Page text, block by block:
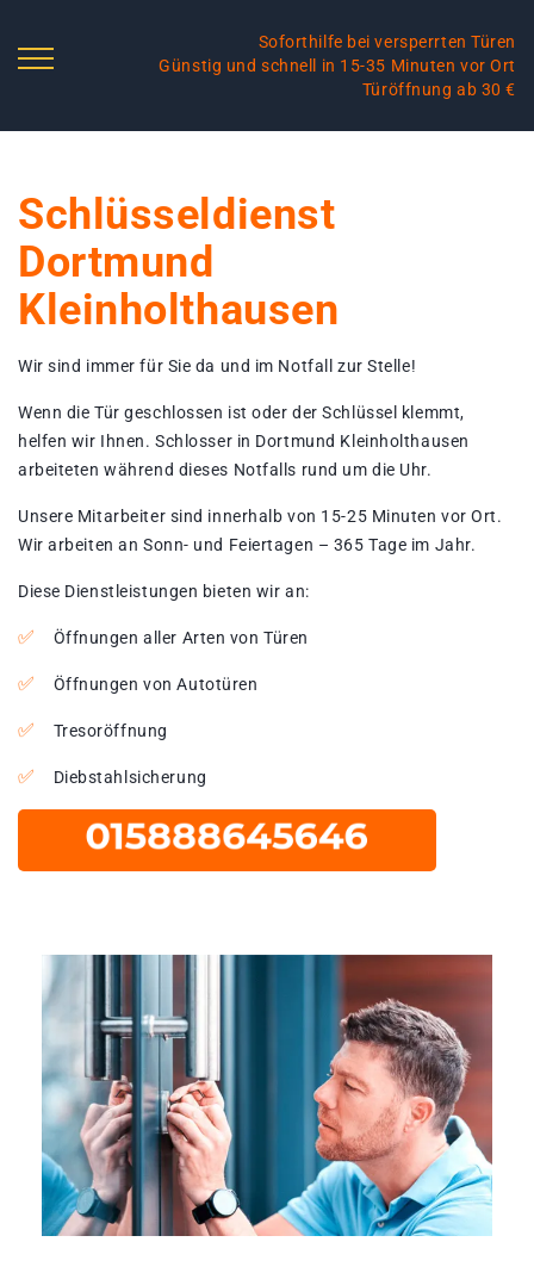
Soforthilfe bei versperrten Türen
Günstig und schnell in 15-35 Minuten vor Ort
Türöffnung ab 30 €
Schlüsseldienst
Dortmund
Kleinholthausen
Wir sind immer für Sie da und im Notfall zur Stelle!
Wenn die Tür geschlossen ist oder der Schlüssel klemmt,
helfen wir Ihnen. Schlosser in Dortmund Kleinholthausen
arbeiteten während dieses Notfalls rund um die Uhr.
Unsere Mitarbeiter sind innerhalb von 15-25 Minuten vor Ort.
Wir arbeiten an Sonn- und Feiertagen – 365 Tage im Jahr.
Diese Dienstleistungen bieten wir an:
Öffnungen aller Arten von Türen
Öffnungen von Autotüren
Tresoröffnung
Diebstahlsicherung